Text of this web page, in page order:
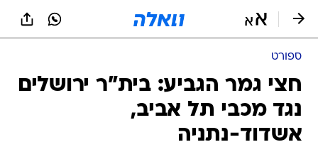
ספורט
חצי גמר הגביע: בית"ר ירושלים
נגד מכבי תל אביב,
אשדוד-נתניה